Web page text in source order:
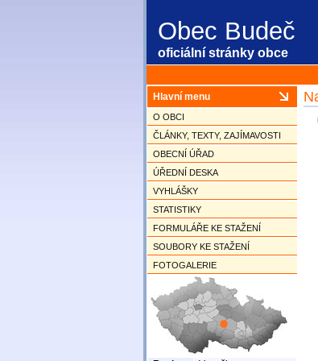
Obec Budeč
oficiální stránky obce
Hlavní menu
O OBCI
ČLÁNKY, TEXTY, ZAJÍMAVOSTI
OBECNÍ ÚŘAD
ÚŘEDNÍ DESKA
VYHLÁŠKY
STATISTIKY
FORMULÁŘE KE STAŽENÍ
SOUBORY KE STAŽENÍ
FOTOGALERIE